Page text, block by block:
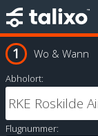
Wo & Wann
Abholort:
Flugnummer: